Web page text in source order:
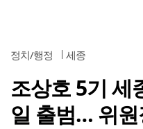
정치/행정 세종
조상호 5기 세
일 출범… 위